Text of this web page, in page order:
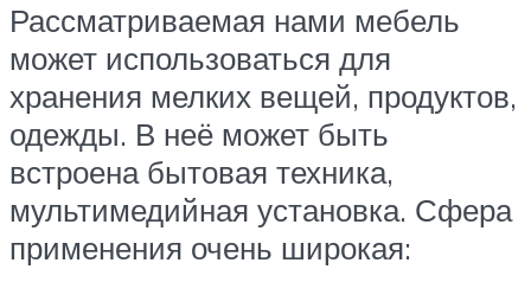
Рассматриваемая нами мебель
может использоваться для
хранения мелких вещей, продуктов,
одежды. В неё может быть
встроена бытовая техника,
мультимедийная установка. Сфера
применения очень широкая: